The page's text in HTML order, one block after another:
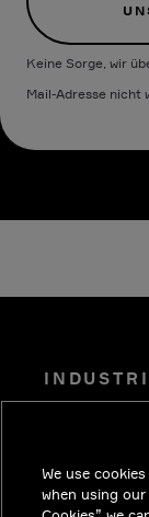
Keine Sorge, wir
Mail-Adresse nicht
We use
when using